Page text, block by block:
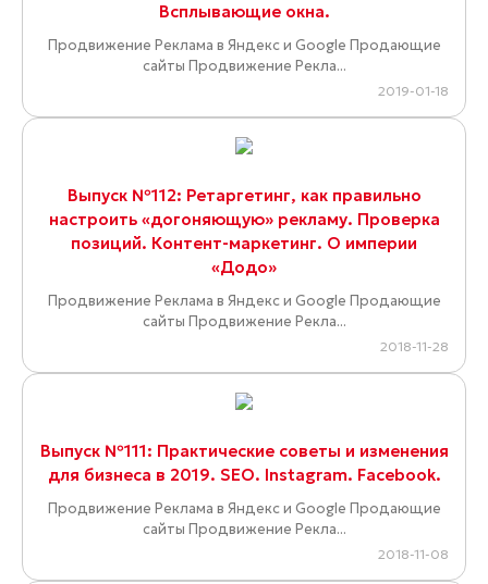
Всплывающие окна.
Продвижение Реклама в Яндекс и Google Продающие
сайты Продвижение Рекла...
2019-01-18
Выпуск №112: Ретаргетинг, как правильно
настроить «догоняющую» рекламу. Проверка
позиций. Контент-маркетинг. О империи
«Додо»
Продвижение Реклама в Яндекс и Google Продающие
сайты Продвижение Рекла...
2018-11-28
Выпуск №111: Практические советы и изменения
для бизнеса в 2019. SEO. Instagram. Facebook.
Продвижение Реклама в Яндекс и Google Продающие
сайты Продвижение Рекла...
2018-11-08